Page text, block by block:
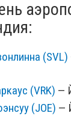
(SVL)
(VRK) —
(JOE) —